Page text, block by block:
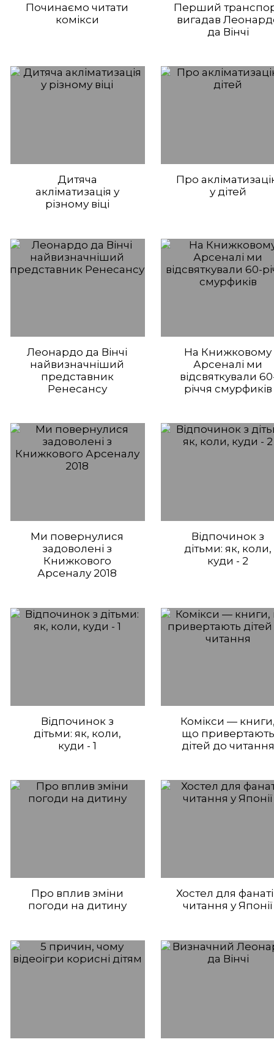
Починаємо читати
комікси
Перший
вигадав
да Вінчі
Дитяча
акліматизація у
різному віці
Про
у дітей
Леонардо да Вінчі
найвизначніший
представник
Ренесансу
На Книжковому
Арсеналі ми
відсвяткували
річчя смурфиків
Ми повернулися
задоволені з
Книжкового
Арсеналу 2018
Відпочинок з
дітьми: як, коли,
куди - 2
Відпочинок з
дітьми: як, коли,
куди - 1
Комікси —
що привертають
дітей до читання
Про вплив зміни
погоди на дитину
Хостел для
читання у Японії